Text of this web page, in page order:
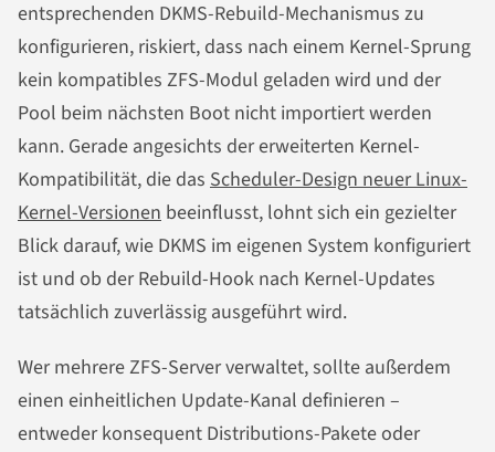
entsprechenden DKMS-Rebuild-Mechanismus zu
konfigurieren, riskiert, dass nach einem Kernel-Sprung
kein kompatibles ZFS-Modul geladen wird und der
Pool beim nächsten Boot nicht importiert werden
kann. Gerade angesichts der erweiterten Kernel-
Kompatibilität, die das Scheduler-Design neuer Linux-
Kernel-Versionen beeinflusst, lohnt sich ein gezielter
Blick darauf, wie DKMS im eigenen System konfiguriert
ist und ob der Rebuild-Hook nach Kernel-Updates
tatsächlich zuverlässig ausgeführt wird.
Wer mehrere ZFS-Server verwaltet, sollte außerdem
einen einheitlichen Update-Kanal definieren –
entweder konsequent Distributions-Pakete oder